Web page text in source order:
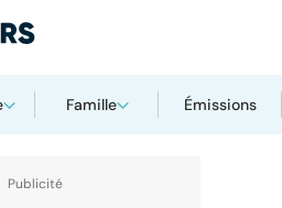
Famille Émissions